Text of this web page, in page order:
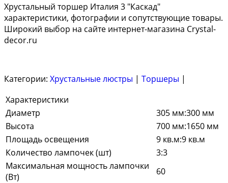
Хрустальный торшер Италия 3 "Каскад"
характеристики, фотографии и сопутствующие товары.
Широкий выбор на сайте интернет-магазина Crystal-
decor.ru
Категории: Хрустальные люстры | Торшеры |
Характеристики
Диаметр
305 мм:300 мм
Высота
700 мм:1650 мм
Площадь освещения
9 кв.м:9 кв.м
Количество лампочек (шт)
3:3
Максимальная мощность лампочки
(Вт)
60